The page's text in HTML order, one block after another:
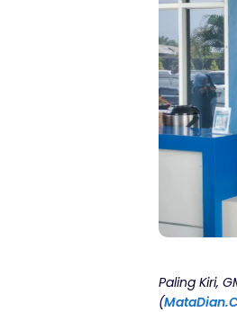
Paling Kiri,
(